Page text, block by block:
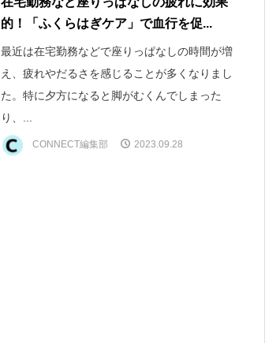
的！「ふくらはぎケア」で血行を促...
最近は在宅勤務などで座りっぱなしの時間が増
え、疲れやだるさを感じることが多くなりまし
た。特に夕方になると脚がむくんでしまった
り、...
CONNECT編集部 2023.09.28